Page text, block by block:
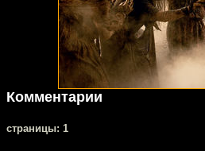
Комментарии
cтраницы: 1